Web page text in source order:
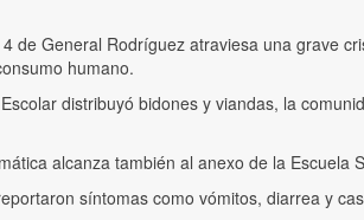
de General Rodríguez atraviesa una grave
humano.
distribuyó bidones y viandas, la
alcanza también al anexo de la Escuela
síntomas como vómitos, diarrea y